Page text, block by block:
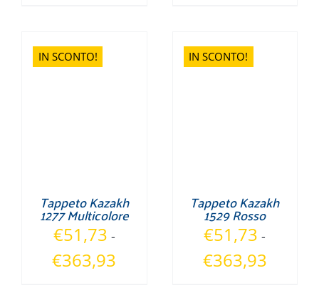
IN SCONTO!
Tappeto Kazakh
1277 Multicolore
€51,73 -
€363,93
IN SCONTO!
Tappeto Kazakh
1529 Rosso
€51,73 -
€363,93